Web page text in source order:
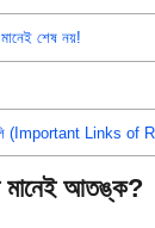
শেষ নয়!
(Important Links of
মানেই আতঙ্ক?